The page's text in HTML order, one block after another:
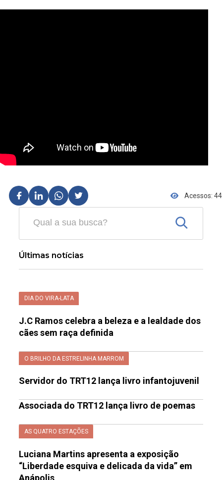
Acessos: 44
Últimas notícias
DIA DO VIRA-LATA
J.C Ramos celebra a beleza e a lealdade dos
cães sem raça definida
O BRILHO DA ESTRELINHA MARROM
Servidor do TRT12 lança livro infantojuvenil
Associada do TRT12 lança livro de poemas
AS QUATRO ESTAÇÕES
Luciana Martins apresenta a exposição
“Liberdade esquiva e delicada da vida” em
Anápolis